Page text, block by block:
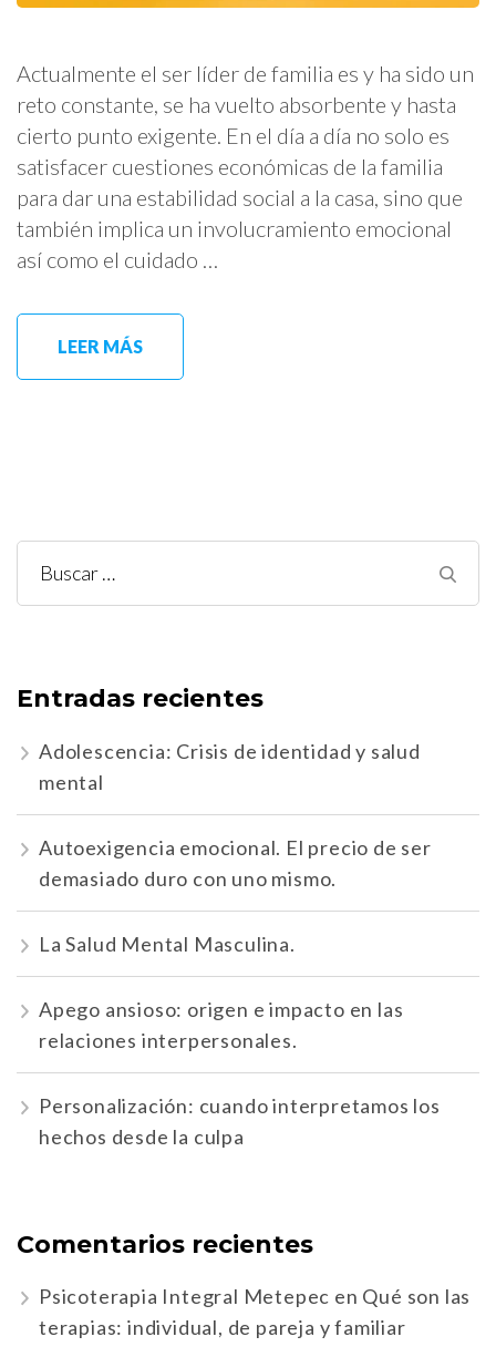
Actualmente el ser líder de familia es y ha sido un
reto constante, se ha vuelto absorbente y hasta
cierto punto exigente. En el día a día no solo es
satisfacer cuestiones económicas de la familia
para dar una estabilidad social a la casa, sino que
también implica un involucramiento emocional
así como el cuidado …
LEER MÁS
Buscar:
Entradas recientes
Adolescencia: Crisis de identidad y salud
mental
Autoexigencia emocional. El precio de ser
demasiado duro con uno mismo.
La Salud Mental Masculina.
Apego ansioso: origen e impacto en las
relaciones interpersonales.
Personalización: cuando interpretamos los
hechos desde la culpa
Comentarios recientes
Psicoterapia Integral Metepec en Qué son las
terapias: individual, de pareja y familiar